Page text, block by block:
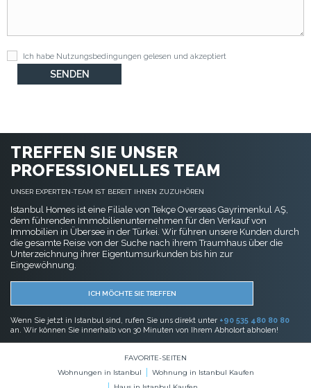
Ich habe Nutzungsbedingungen gelesen und akzeptiert
TREFFEN SIE UNSER
PROFESSIONELLES TEAM
UNSER EXPERTEN-TEAM IST BEREIT IHNEN ZUZUHÖREN
Istanbul Homes ist eine Filiale von Tekçe Overseas Gayrimenkul AŞ,
dem führenden Immobilienunternehmen für den Verkauf von
Immobilien in Übersee in der Türkei. Wir führen unsere Kunden durch
die gesamte Reise von der Suche nach ihrem Traumhaus über die
Unterzeichnung ihrer Eigentumsurkunden bis hin zur
Eingewöhnung.
ICH MÖCHTE SIE TREFFEN
Wenn Sie jetzt in Istanbul sind, rufen Sie uns direkt unter +90 535 480 80 80
an. Wir können Sie innerhalb von 30 Minuten von Ihrem Abholort abholen!
FAVORITE-SEITEN
Wohnungen in Istanbul
Wohnung in Istanbul Kaufen